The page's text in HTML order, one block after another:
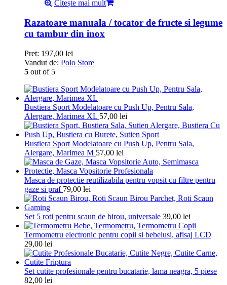
Citește mai mult
Razatoare manuala / tocator de fructe si legume
cu tambur din inox
Pret: 197,00 lei
Vandut de: Polo Store
5 out of 5
Bustiera Sport Modelatoare cu Push Up, Pentru Sala,
Alergare, Marimea XL 57,00 lei
Bustiera Sport Modelatoare cu Push Up, Pentru Sala,
Alergare, Marimea M 57,00 lei
Masca de protectie reutilizabila pentru vopsit cu filtre pentru
gaze si praf 79,00 lei
Set 5 roti pentru scaun de birou, universale 39,00 lei
Termometru electronic pentru copii si bebelusi, afisaj LCD
29,00 lei
Set cutite profesionale pentru bucatarie, lama neagra, 5 piese
82,00 lei